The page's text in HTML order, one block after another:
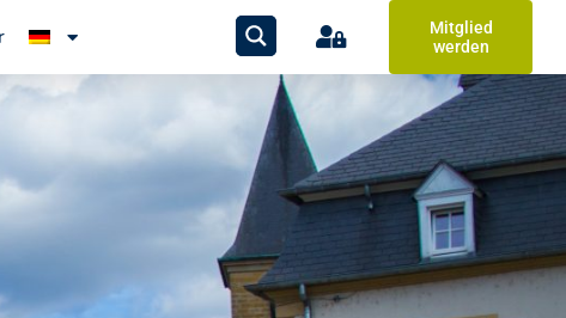
Mitglied
werden